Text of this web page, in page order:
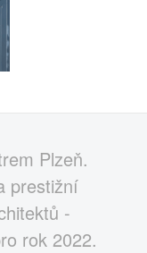
Plzeň.
prestižní
-
rok 2022.